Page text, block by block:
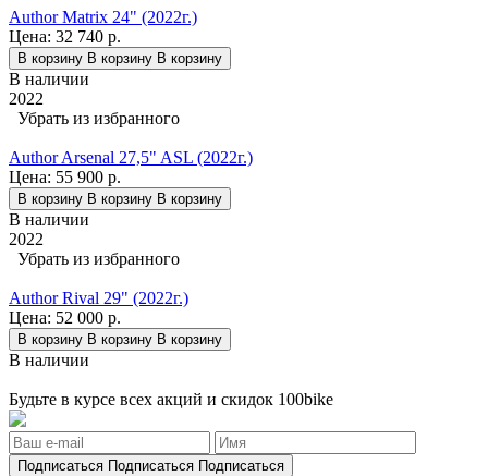
Author Matrix 24" (2022г.)
Цена: 32 740 р.
В корзину В корзину В корзину
В наличии
2022
Убрать из избранного
Author Arsenal 27,5" ASL (2022г.)
Цена: 55 900 р.
В корзину В корзину В корзину
В наличии
2022
Убрать из избранного
Author Rival 29" (2022г.)
Цена: 52 000 р.
В корзину В корзину В корзину
В наличии
Будьте в курсе всех акций и скидок 100bike
Подписаться Подписаться Подписаться